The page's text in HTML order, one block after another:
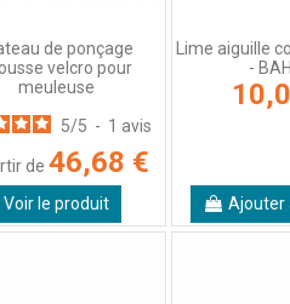
de ponçage
velcro pour
meuleuse
5/5 - 1 avis
de 46,68 €
Voir le produit
Lime aiguille
-
Ajouter